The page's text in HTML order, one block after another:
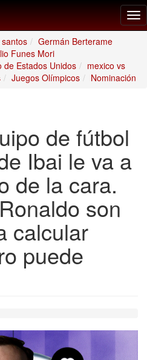
Germán Berterame
Funes Mori
de Estados Unidos
mexico vs
Juegos Olímpicos Nominación
de fútbol
Ibai le va a
de la cara.
son
calcular
puede